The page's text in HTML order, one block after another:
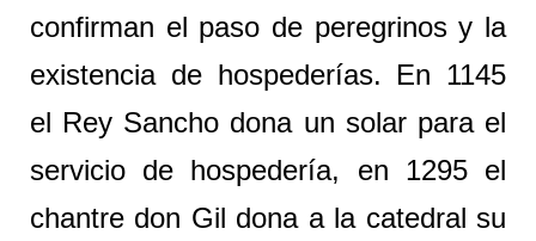
confirman el paso de peregrinos y la
existencia de hospederías. En 1145
el Rey Sancho dona un solar para el
servicio de hospedería, en 1295 el
chantre don Gil dona a la catedral su